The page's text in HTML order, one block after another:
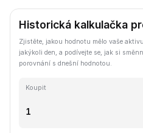
Historická kalkulačka
Zjistěte, jakou hodnotu mělo vaše
jakýkoli den, a podívejte se, jak si
porovnání s dnešní hodnotou.
Koupit